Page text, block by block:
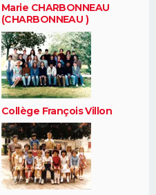
Marie CHARBONNEAU
(CHARBONNEAU )
Collège François Villon